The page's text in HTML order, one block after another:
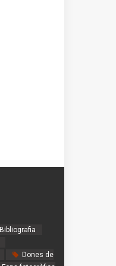
Bibliografia
Dones de